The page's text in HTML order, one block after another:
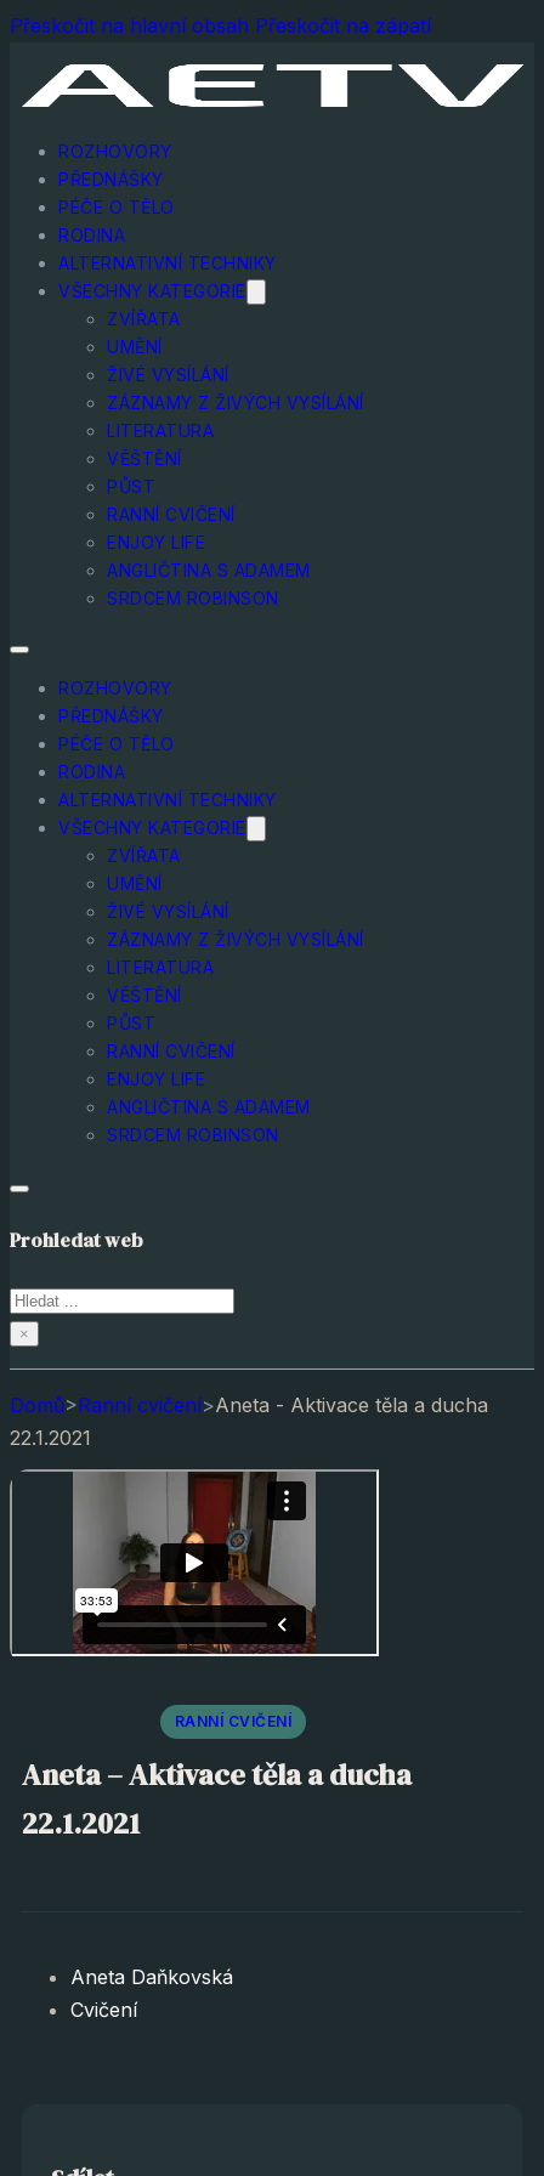
Přeskočit na hlavní obsah Přeskočit na zápatí
ROZHOVORY
PŘEDNÁŠKY
PÉČE O TĚLO
RODINA
ALTERNATIVNÍ TECHNIKY
VŠECHNY KATEGORIE
ZVÍŘATA
UMĚNÍ
ŽIVÉ VYSÍLÁNÍ
ZÁZNAMY Z ŽIVÝCH VYSÍLÁNÍ
LITERATURA
VĚŠTĚNÍ
PŮST
RANNÍ CVIČENÍ
ENJOY LIFE
ANGLIČTINA S ADAMEM
SRDCEM ROBINSON
ROZHOVORY
PŘEDNÁŠKY
PÉČE O TĚLO
RODINA
ALTERNATIVNÍ TECHNIKY
VŠECHNY KATEGORIE
ZVÍŘATA
UMĚNÍ
ŽIVÉ VYSÍLÁNÍ
ZÁZNAMY Z ŽIVÝCH VYSÍLÁNÍ
LITERATURA
VĚŠTĚNÍ
PŮST
RANNÍ CVIČENÍ
ENJOY LIFE
ANGLIČTINA S ADAMEM
SRDCEM ROBINSON
Prohledat web
Hledat
×
Domů>Ranní cvičení>Aneta - Aktivace těla a ducha
22.1.2021
RANNÍ CVIČENÍ
Aneta – Aktivace těla a ducha
22.1.2021
Aneta Daňkovská
Cvičení